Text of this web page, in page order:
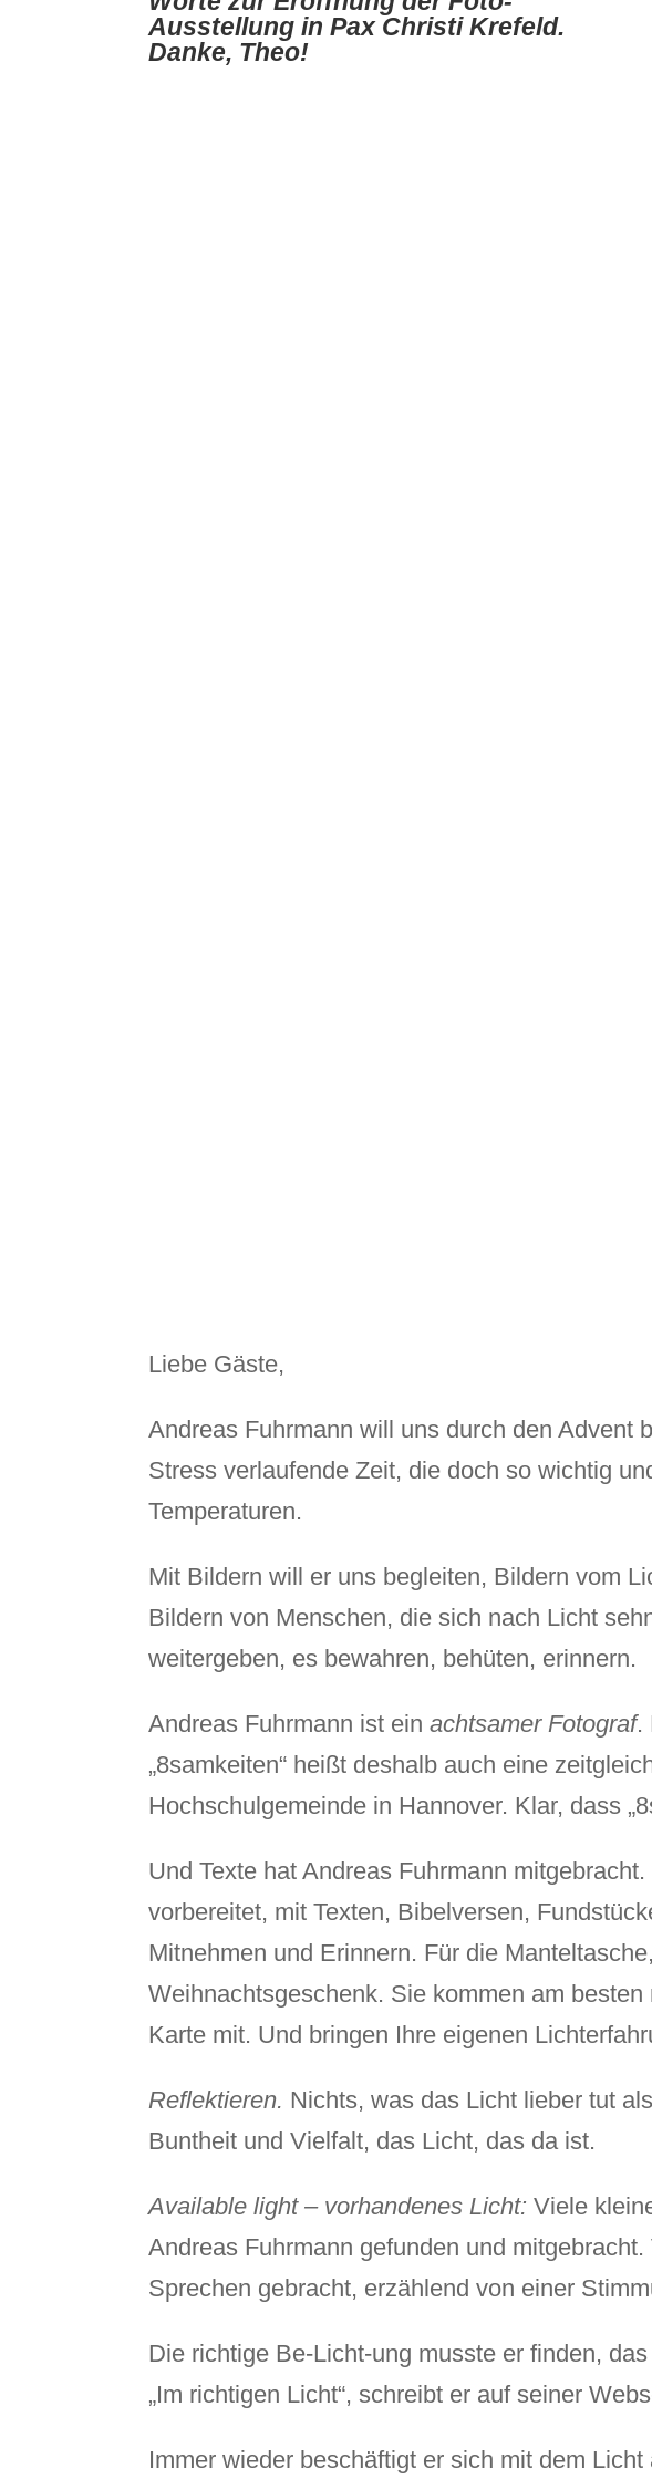
Ausstellung in Pax Christi Krefeld.
Danke, Theo!
Liebe Gäste,
Andreas Fuhrmann will uns durch den Advent
Stress verlaufende Zeit, die doch so wichtig
Temperaturen.
Mit Bildern will er uns begleiten, Bildern vom
Bildern von Menschen, die sich nach Licht
weitergeben, es bewahren, behüten, erinnern.
Andreas Fuhrmann ist einachtsamer Fotograf.
„8samkeiten“ heißt deshalb auch eine
Hochschulgemeinde in Hannover. Klar, dass
Und Texte hat Andreas Fuhrmann
vorbereitet, mit Texten, Bibelversen,
Mitnehmen und Erinnern. Für die
Weihnachtsgeschenk. Sie kommen am
Karte mit. Und bringen Ihre eigenen
Reflektieren. Nichts, was das Licht lieber tut
Buntheit und Vielfalt, das Licht, das da ist.
Available light – vorhandenes Licht:Viele
Andreas Fuhrmann gefunden und
Sprechen gebracht, erzählend von einer
Die richtige Be-Licht-ung musste er finden,
„Im richtigen Licht“, schreibt er auf seiner
Immer wieder beschäftigt er sich mit dem